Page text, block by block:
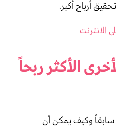
أرباح أكبر.
الانترنت
الأكثر ربحاً
سابقاً وكيف يمكن أن